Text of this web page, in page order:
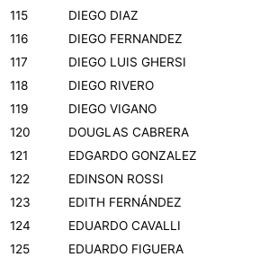
115
DIEGO DIAZ
116
DIEGO FERNANDEZ
117
DIEGO LUIS GHERSI
118
DIEGO RIVERO
119
DIEGO VIGANO
120
DOUGLAS CABRERA
121
EDGARDO GONZALEZ
122
EDINSON ROSSI
123
EDITH FERNÁNDEZ
124
EDUARDO CAVALLI
125
EDUARDO FIGUERA